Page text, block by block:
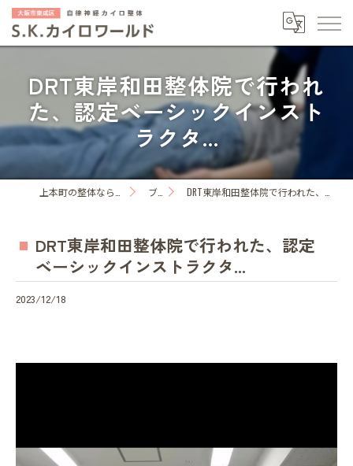
DRT東岸和田整体院で行われ
た、認定ベーシックインスト
ラクタ...
ブログ DRT東岸和田整体院で行われた、認定ベーシックインストラクタ...
DRT東岸和田整体院で行われた、認定
ベーシックインストラクタ...
2023/12/18